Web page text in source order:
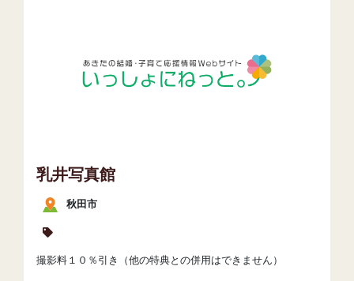
乳井写真館
秋田市
撮影料１０％引き（他の特典との併用はできません）